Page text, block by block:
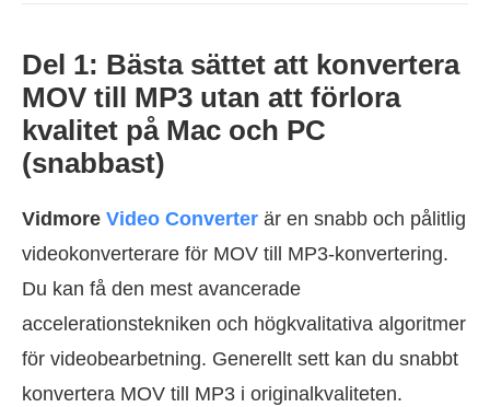
Del 1: Bästa sättet att konvertera
MOV till MP3 utan att förlora
kvalitet på Mac och PC
(snabbast)
Vidmore Video Converter är en snabb och pålitlig
videokonverterare för MOV till MP3-konvertering.
Du kan få den mest avancerade
accelerationstekniken och högkvalitativa algoritmer
för videobearbetning. Generellt sett kan du snabbt
konvertera MOV till MP3 i originalkvaliteten.